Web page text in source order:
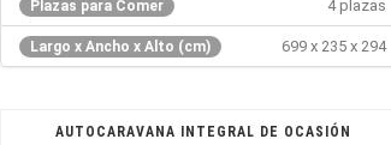
Plazas para Comer 4 plazas
Largo x Ancho x Alto (cm) 699 x 235 x 294
AUTOCARAVANA INTEGRAL DE OCASIÓN